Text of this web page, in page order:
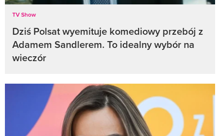
TV Show
Dziś Polsat wyemituje komediowy przebój z
Adamem Sandlerem. To idealny wybór na
wieczór